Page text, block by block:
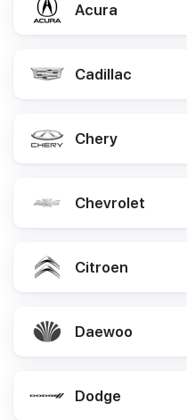
Acura
Cadillac
Chery
Chevrolet
Citroen
Daewoo
Dodge